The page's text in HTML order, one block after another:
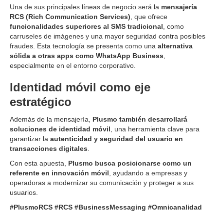
Una de sus principales líneas de negocio será la mensajería
RCS (Rich Communication Services) , que ofrece
funcionalidades superiores al SMS tradicional , como
carruseles de imágenes y una mayor seguridad contra posibles
fraudes. Esta tecnología se presenta como una alternativa
sólida a otras apps como WhatsApp Business
especialmente en el entorno corporativo.
Identidad móvil como eje
estratégico
Además de la mensajería, Plusmo también desarrollará
soluciones de identidad móvil , una herramienta clave para
garantizar la autenticidad y seguridad del usuario en
transacciones digitales
Con esta apuesta, Plusmo busca posicionarse como un
referente en innovación móvil , ayudando a empresas y
operadoras a modernizar su comunicación y proteger a sus
usuarios.
#PlusmoRCS #RCS #BusinessMessaging #Omnicanalidad